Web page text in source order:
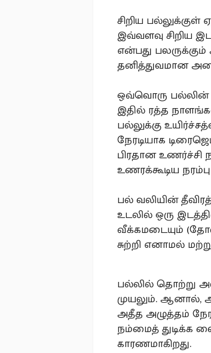
சிறிய பல்லுக்குள்
இவ்வளவு சிறிய
என்பது
தனித்துவமான
ஒவ்வொரு பல்லின்
இதில் ரத்த
பல்லுக்கு
நேரடியாக
பிரதான உணர்ச்சி
உணரக்கூடிய
பல் வலியின்
உடலில் ஒரு
வீக்கமடையும்
சுற்றி எனாமல்
பல்லில் தொற்று
முயலும். ஆனால்,
அதீத அழுத்தம்
நம்மைத் துடிக்க
காரணமாகிறது.